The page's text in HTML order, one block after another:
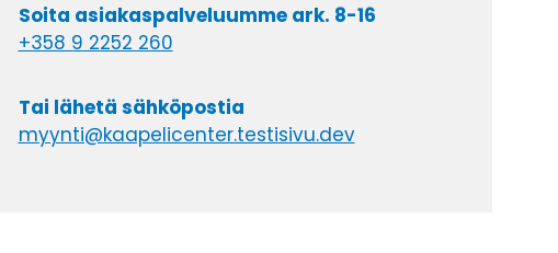
Soita asiakaspalveluumme ark. 8-16
+358 9 2252 260
Tai lähetä sähköpostia
myynti@kaapelicenter.testisivu.dev